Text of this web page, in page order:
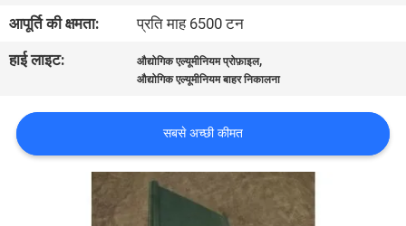
संपर्क
करें
समाचार
एक
आपूर्ति की क्षमता:
प्रति माह 6500 टन
हाई लाइट:
औद्योगिक एल्यूमीनियम प्रोफ़ाइल,
औद्योगिक एल्यूमीनियम बाहर निकालना
सबसे अच्छी कीमत